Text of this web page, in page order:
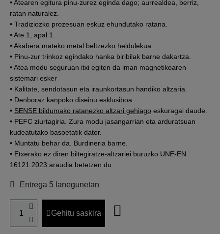
• Atearen egitura pinu-zurez eginda dago; aurrealdea, berriz,
ratan naturalez.
• Tradiziozko prozesuan eskuz ehundutako ratana.
• Ate 1, apal 1.
• Akabera mateko metal beltzezko heldulekua.
• Pinu-zur trinkoz egindako hanka biribilak barne dakartza.
• Atea modu seguruan itxi egiten da iman magnetikoaren
sistemari esker
• Kalitate, sendotasun eta iraunkortasun handiko altzaria.
• Denboraz kanpoko diseinu esklusiboa.
• SENSE bildumako ratanezko altzari gehiago eskuragai daude.
• PEFC ziurtagiria. Zura modu jasangarrian eta arduratsuan
kudeatutako basoetatik dator.
• Muntatu behar da. Burdineria barne.
• Etxerako ez diren biltegiratze-altzariei buruzko UNE-EN
16121:2023 araudia betetzen du.
Entrega 5 lanegunetan
Gehitu saskira